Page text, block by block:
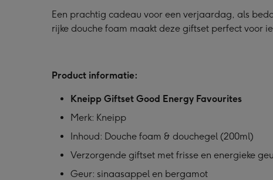
Een prachtig cadeau voor een verjaardag, als
rijke douche foam maakt deze giftset perfect voor
Product informatie:
Kneipp Giftset Good Energy Favourites
Merk: Kneipp
Inhoud: Douche foam & douchegel (200ml)
Verzorgende giftset met frisse en energieke
Geur: sinaasappel en bergamot